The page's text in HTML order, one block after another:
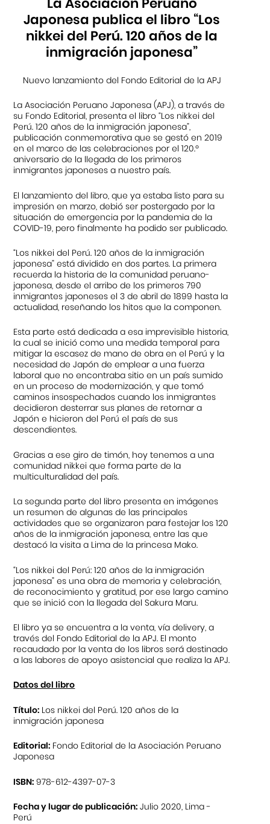
Japonesa publica el libro “Los
nikkei del Perú. 120 años de la
inmigración japonesa”
Nuevo lanzamiento del Fondo Editorial de la APJ
La Asociación Peruano Japonesa (APJ), a través de
su Fondo Editorial, presenta el libro “Los nikkei del
Perú. 120 años de la inmigración japonesa”,
publicación conmemorativa que se gestó en 2019
en el marco de las celebraciones por el 120.º
aniversario de la llegada de los primeros
inmigrantes japoneses a nuestro país.
El lanzamiento del libro, que ya estaba listo para su
impresión en marzo, debió ser postergado por la
situación de emergencia por la pandemia de la
COVID-19, pero finalmente ha podido ser publicado.
“Los nikkei del Perú. 120 años de la inmigración
japonesa” está dividido en dos partes. La primera
recuerda la historia de la comunidad peruano-
japonesa, desde el arribo de los primeros 790
inmigrantes japoneses el 3 de abril de 1899 hasta la
actualidad, reseñando los hitos que la componen.
Esta parte está dedicada a esa imprevisible historia,
la cual se inició como una medida temporal para
mitigar la escasez de mano de obra en el Perú y la
necesidad de Japón de emplear a una fuerza
laboral que no encontraba sitio en un país sumido
en un proceso de modernización, y que tomó
caminos insospechados cuando los inmigrantes
decidieron desterrar sus planes de retornar a
Japón e hicieron del Perú el país de sus
descendientes.
Gracias a ese giro de timón, hoy tenemos a una
comunidad nikkei que forma parte de la
multiculturalidad del país.
La segunda parte del libro presenta en imágenes
un resumen de algunas de las principales
actividades que se organizaron para festejar los 120
años de la inmigración japonesa, entre las que
destacó la visita a Lima de la princesa Mako.
“Los nikkei del Perú: 120 años de la inmigración
japonesa” es una obra de memoria y celebración,
de reconocimiento y gratitud, por ese largo camino
que se inició con la llegada del Sakura Maru.
El libro ya se encuentra a la venta, vía delivery, a
través del Fondo Editorial de la APJ. El monto
recaudado por la venta de los libros será destinado
a las labores de apoyo asistencial que realiza la APJ.
Datos del libro
Título: Los nikkei del Perú. 120 años de la
inmigración japonesa
Editorial: Fondo Editorial de la Asociación Peruano
Japonesa
ISBN: 978-612-4397-07-3
Fecha y lugar de publicación: Julio 2020, Lima -
Perú